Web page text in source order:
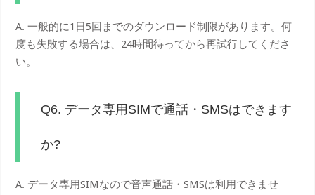
A. 一般的に1日5回までのダウンロード制限があります。何
度も失敗する場合は、24時間待ってから再試行してくださ
い。
Q6. データ専用SIMで通話・SMSはできます
か?
A. データ専用SIMなので音声通話・SMSは利用できませ